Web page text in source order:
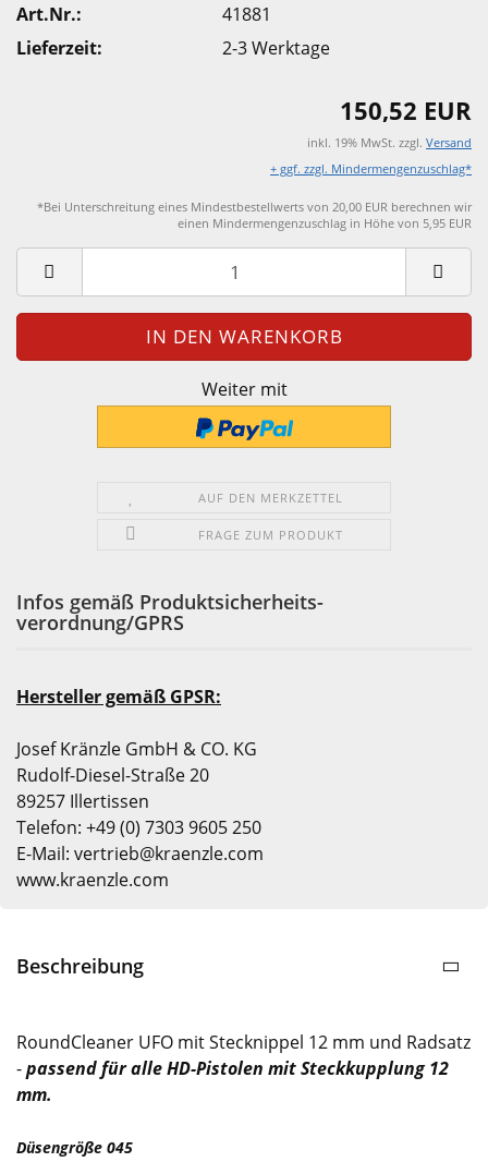
Art.Nr.:
41881
Lieferzeit:
2-3 Werktage
150,52 EUR
inkl. 19% MwSt. zzgl. Versand
+ ggf. zzgl. Mindermengenzuschlag*
*Bei Unterschreitung eines Mindestbestellwerts von 20,00 EUR berechnen wir
einen Mindermengenzuschlag in Höhe von 5,95 EUR
Weiter mit
AUF DEN MERKZETTEL
FRAGE ZUM PRODUKT
Infos gemäß Produktsicherheits-
verordnung/GPRS
Hersteller gemäß GPSR:
Josef Kränzle GmbH & CO. KG
Rudolf-Diesel-Straße 20
89257 Illertissen
Telefon: +49 (0) 7303 9605 250
E-Mail: vertrieb@kraenzle.com
www.kraenzle.com
Beschreibung
RoundCleaner UFO mit Stecknippel 12 mm und Radsatz
-passend für alle HD-Pistolen mit Steckkupplung 12
mm.
Düsengröße 045